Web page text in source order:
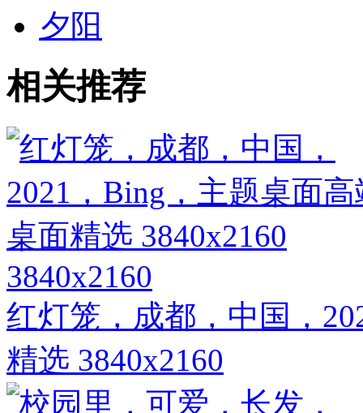
夕阳
相关推荐
3840x2160
红灯笼，成都，中国，
精选 3840x2160